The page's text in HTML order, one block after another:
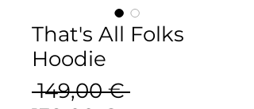
That's All Folks
Hoodie
149,00 € Redovna